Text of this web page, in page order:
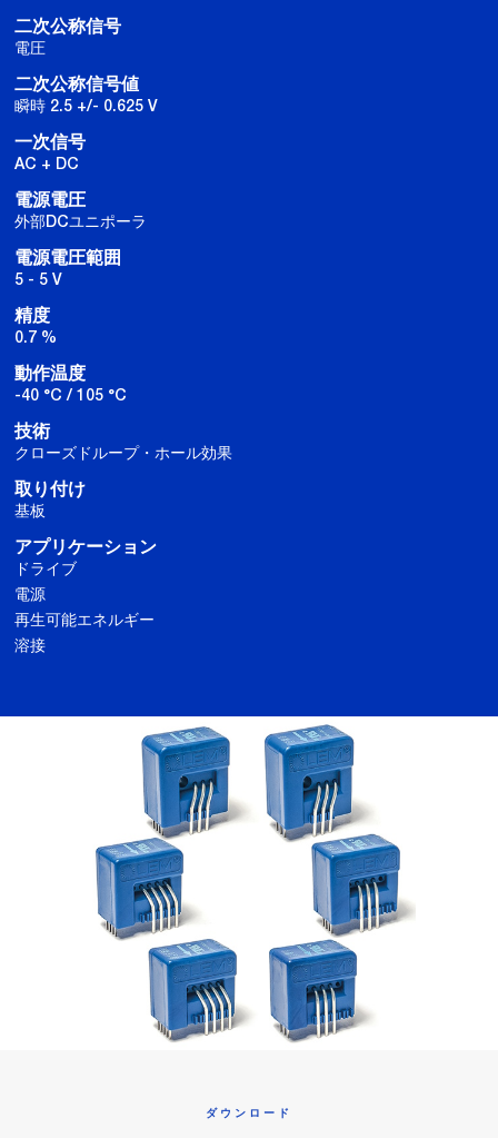
二次公称信号
電圧
二次公称信号値
瞬時 2.5 +/- 0.625 V
一次信号
AC + DC
電源電圧
外部DCユニポーラ
電源電圧範囲
5 - 5 V
精度
0.7 %
動作温度
-40 °C / 105 °C
技術
クローズドループ・ホール効果
取り付け
基板
アプリケーション
ドライブ
電源
再生可能エネルギー
溶接
ダウンロード